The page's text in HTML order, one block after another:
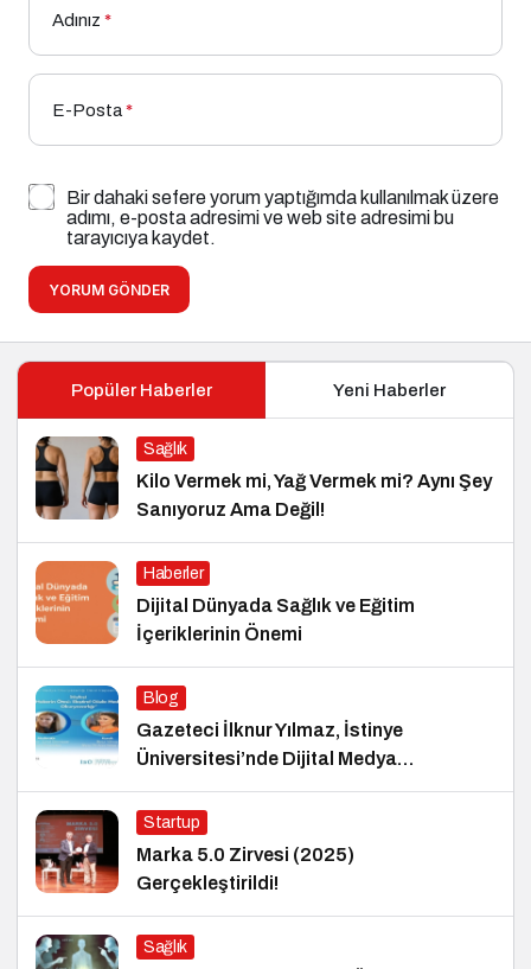
Adınız *
E-Posta*
Bir dahaki sefere yorum yaptığımda kullanılmak üzere
adımı, e-posta adresimi ve web site adresimi bu
tarayıcıya kaydet.
YORUM GÖNDER
Popüler Haberler Yeni Haberler
Sağlık
Kilo Vermek mi, Yağ Vermek mi? Aynı Şey
Sanıyoruz Ama Değil!
Haberler
Dijital Dünyada Sağlık ve Eğitim
İçeriklerinin Önemi
Blog
Gazeteci İlknur Yılmaz, İstinye
Üniversitesi’nde Dijital Medya
Okuryazarlığı Dersinin Konuğu Oldu
Startup
Marka 5.0 Zirvesi (2025)
Gerçekleştirildi!
Sağlık